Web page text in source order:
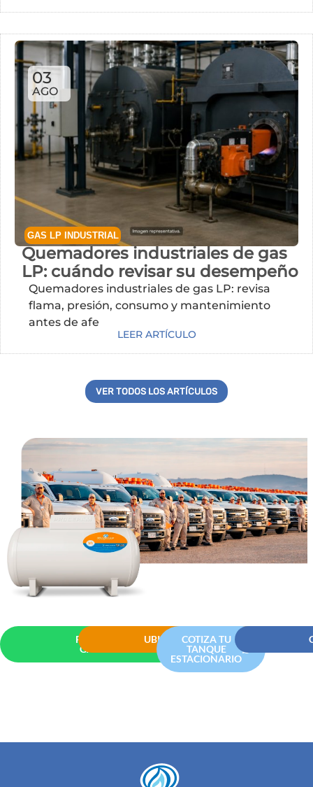
03
AGO
GAS LP INDUSTRIAL
Quemadores industriales de gas
LP: cuándo revisar su desempeño
Quemadores industriales de gas LP: revisa
flama, presión, consumo y mantenimiento
antes de afectar tu proceso.
LEER ARTÍCULO
VER TODOS LOS ARTÍCULOS
PEDIR
GAS
UBICACIONES
COTIZA TU
TANQUE
ESTACIONARIO